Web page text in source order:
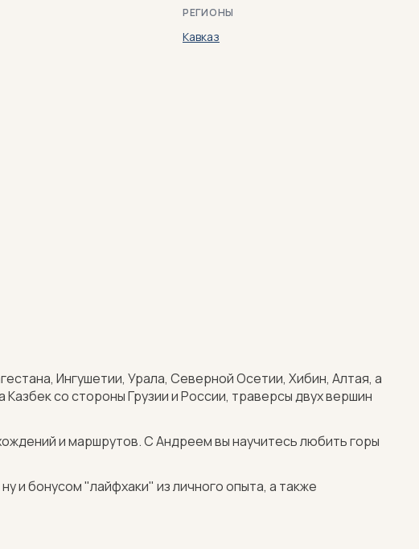
РЕГИОНЫ
Кавказ
Ингушетии, Урала, Северной Осетии, Хибин, Алтая, а
со стороны Грузии и России, траверсы двух вершин
и маршрутов. С Андреем вы научитесь любить горы
и бонусом "лайфхаки" из личного опыта, а также